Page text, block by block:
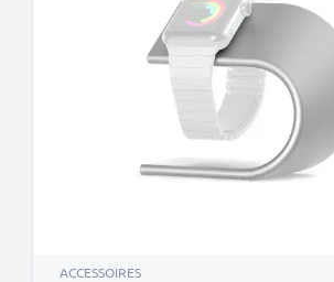
ACCESSOIRES